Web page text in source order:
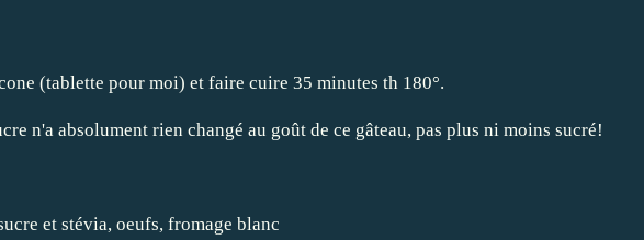
(tablette pour moi) et faire cuire 35 minutes th 180°.
n'a absolument rien changé au goût de ce gâteau, pas plus ni moins sucré!
et stévia, oeufs, fromage blanc